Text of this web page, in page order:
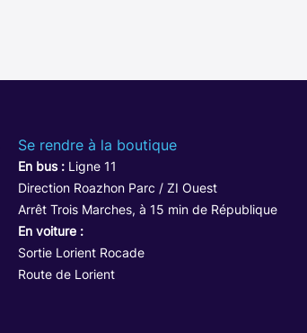
Se rendre à la boutique
En bus :Ligne 11
Direction Roazhon Parc / ZI Ouest
Arrêt Trois Marches, à 15 min de République
En voiture :
Sortie Lorient Rocade
Route de Lorient